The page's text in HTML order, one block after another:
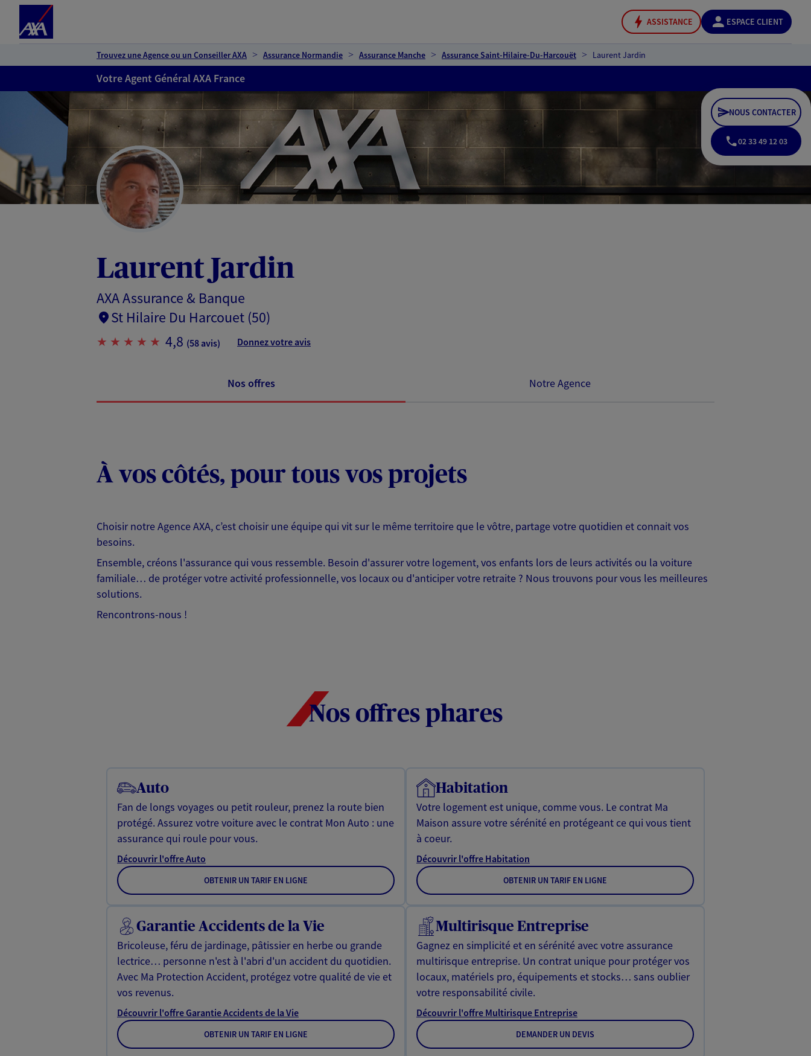
ASSISTANCE ESPACE CLIENT
Trouvez une Agence ou un Conseiller AXA Assurance Normandie Assurance Manche Assurance Saint-Hilaire-Du-Harcouët Laurent Jardin
Votre Agent Général AXA France
Laurent Jardin
AXA Assurance & Banque
St Hilaire Du Harcouet (50)
4,8 (58 avis) Donnez votre avis
NOUS CONTACTER
02 33 49 12 03
Nos offres Notre Agence
À vos côtés, pour tous vos projets
Choisir notre Agence AXA, c’est choisir une équipe qui vit sur le même territoire que le vôtre, partage votre quotidien et connait vos
besoins.
Ensemble, créons l'assurance qui vous ressemble. Besoin d'assurer votre logement, vos enfants lors de leurs activités ou la voiture
familiale… de protéger votre activité professionnelle, vos locaux ou d'anticiper votre retraite ? Nous trouvons pour vous les meilleures
solutions.
Rencontrons-nous !
Nos offres phares
Auto
Fan de longs voyages ou petit rouleur, prenez la route bien
protégé. Assurez votre voiture avec le contrat Mon Auto : une
assurance qui roule pour vous.
Découvrir l'offre Auto
OBTENIR UN TARIF EN LIGNE
Habitation
Votre logement est unique, comme vous. Le contrat Ma
Maison assure votre sérénité en protégeant ce qui vous tient
à coeur.
Découvrir l'offre Habitation
OBTENIR UN TARIF EN LIGNE
Garantie Accidents de la Vie
Bricoleuse, féru de jardinage, pâtissier en herbe ou grande
lectrice… personne n'est à l'abri d'un accident du quotidien.
Avec Ma Protection Accident, protégez votre qualité de vie et
vos revenus.
Découvrir l'offre Garantie Accidents de la Vie
OBTENIR UN TARIF EN LIGNE
Multirisque Entreprise
Gagnez en simplicité et en sérénité avec votre assurance
multirisque entreprise. Un contrat unique pour protéger vos
locaux, matériels pro, équipements et stocks… sans oublier
votre responsabilité civile.
Découvrir l'offre Multirisque Entreprise
DEMANDER UN DEVIS